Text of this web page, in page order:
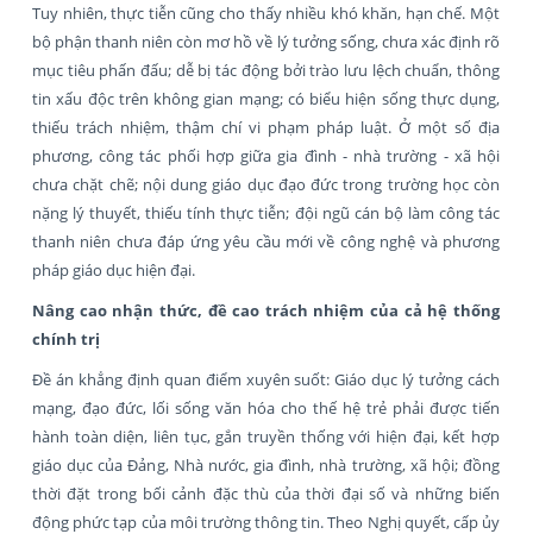
Tuy nhiên, thực tiễn cũng cho thấy nhiều khó khăn, hạn chế. Một
bộ phận thanh niên còn mơ hồ về lý tưởng sống, chưa xác định rõ
mục tiêu phấn đấu; dễ bị tác động bởi trào lưu lệch chuẩn, thông
tin xấu độc trên không gian mạng; có biểu hiện sống thực dụng,
thiếu trách nhiệm, thậm chí vi phạm pháp luật. Ở một số địa
phương, công tác phối hợp giữa gia đình - nhà trường - xã hội
chưa chặt chẽ; nội dung giáo dục đạo đức trong trường học còn
nặng lý thuyết, thiếu tính thực tiễn; đội ngũ cán bộ làm công tác
thanh niên chưa đáp ứng yêu cầu mới về công nghệ và phương
pháp giáo dục hiện đại.
Nâng cao nhận thức, đề cao trách nhiệm của cả hệ thống
chính trị
Đề án khẳng định quan điểm xuyên suốt: Giáo dục lý tưởng cách
mạng, đạo đức, lối sống văn hóa cho thế hệ trẻ phải được tiến
hành toàn diện, liên tục, gắn truyền thống với hiện đại, kết hợp
giáo dục của Đảng, Nhà nước, gia đình, nhà trường, xã hội; đồng
thời đặt trong bối cảnh đặc thù của thời đại số và những biến
động phức tạp của môi trường thông tin. Theo Nghị quyết, cấp ủy